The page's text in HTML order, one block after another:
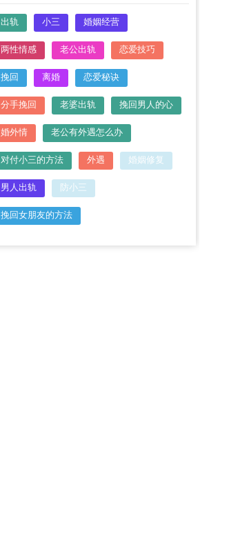
出轨 小三 婚姻经营
两性情感 老公出轨 恋爱技巧
挽回 离婚 恋爱秘诀
分手挽回 老婆出轨 挽回男人的心
婚外情 老公有外遇怎么办
对付小三的方法 外遇 婚姻修复
男人出轨 防小三
挽回女朋友的方法